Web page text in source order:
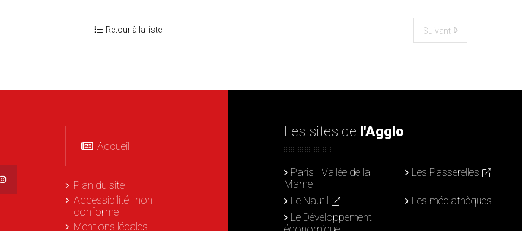
Retour à la liste Suivant
Accueil
Plan du site
Accessibilité : non
conforme
Mentions légales
Les sites de l'Agglo
Paris - Vallée de la
Marne
Les Passerelles
Le Nautil
Les médiathèques
Le Développement